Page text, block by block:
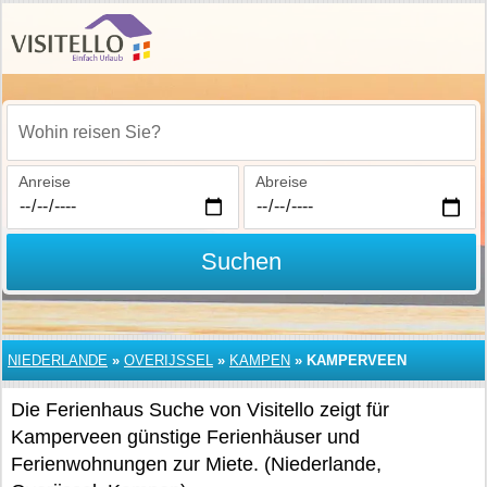
Wohin reisen Sie?
Anreise Abreise
Suchen
NIEDERLANDE » OVERIJSSEL » KAMPEN » KAMPERVEEN
Die Ferienhaus Suche von Visitello zeigt für
Kamperveen günstige Ferienhäuser und
Ferienwohnungen zur Miete. (Niederlande,